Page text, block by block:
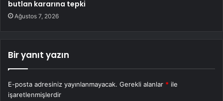
butlan kararına tepki
Ağustos 7, 2026
Bir yanıt yazın
E-posta adresiniz yayınlanmayacak. Gerekli alanlar * ile
işaretlenmişlerdir